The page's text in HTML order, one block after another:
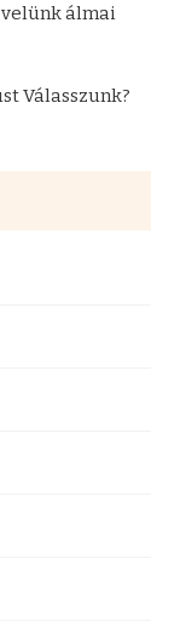
velünk álmai
Válasszunk?